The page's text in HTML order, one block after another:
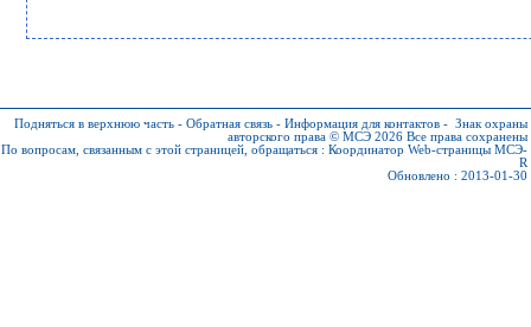
Подняться в верхнюю часть - Обратная связь - Информация для контактов - Знак охраны
авторского права © МСЭ 2026 Все права сохранены
По вопросам, связанным с этой страницей, обращаться : Координатор Web-страницы МСЭ-
R
Обновлено : 2013-01-30